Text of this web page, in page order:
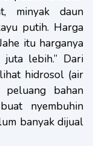
minyak daun
putih. Harga
itu harganya
lebih.” Dari
hidrosol (air
peluang bahan
nyembuhin
banyak dijual